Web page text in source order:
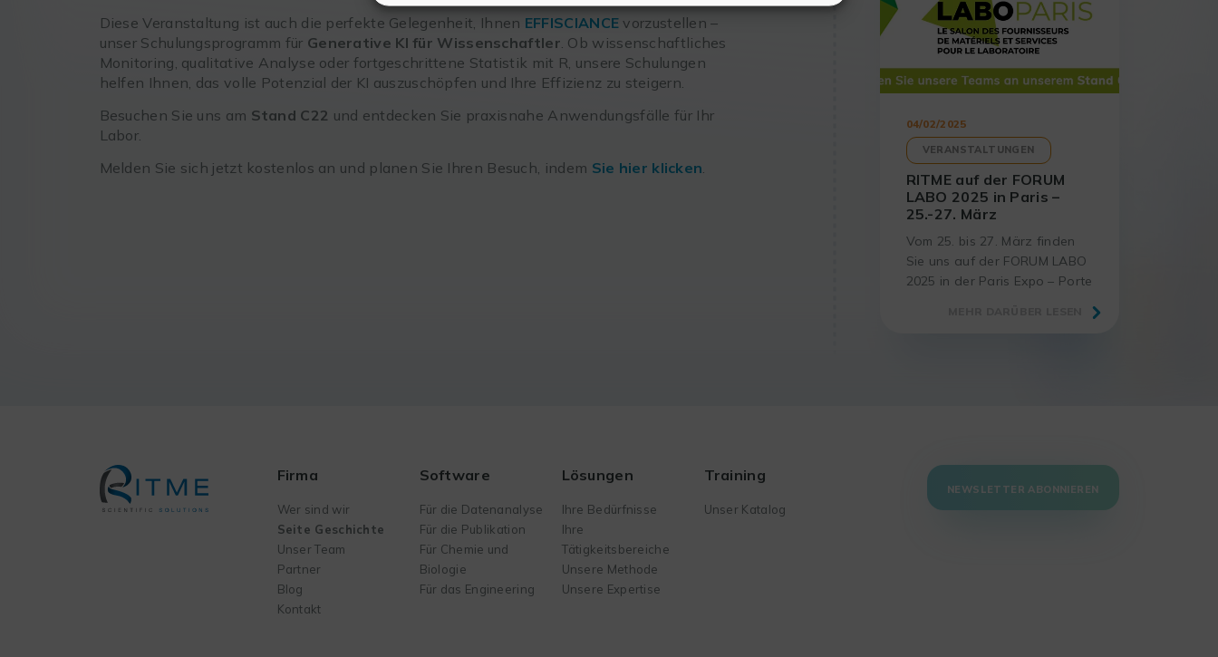
Diese Veranstaltung ist auch die perfekte Gelegenheit, Ihnen EFFISCIANCE vorzustellen –
unser Schulungsprogramm für Generative KI für Wissenschaftler . Ob wissenschaftliches
Monitoring, qualitative Analyse oder fortgeschrittene Statistik mit R, unsere Schulungen
helfen Ihnen, das volle Potenzial der KI auszuschöpfen und Ihre Effizienz zu steigern.
Besuchen Sie uns am Stand C22 und entdecken Sie praxisnahe Anwendungsfälle für Ihr
Labor.
Melden Sie sich jetzt kostenlos an und planen Sie Ihren Besuch, indem Sie hier klicken.
04/02/2025
VERANSTALTUNGEN
RITME auf der FORUM
LABO 2025 in Paris –
25.-27. März
Vom 25. bis 27. März finden
Sie uns auf der FORUM LABO
2025 in der Paris Expo – Porte
Firma
Wer sind wir
Seite Geschichte
Unser Team
Partner
Blog
Kontakt
Software
Für die Datenanalyse
Für die Publikation
Für Chemie und
Biologie
Für das Engineering
Lösungen
Ihre Bedürfnisse
Ihre
Tätigkeitsbereiche
Unsere Methode
Unsere Expertise
Training
Unser Katalog
NEWSLETTER ABONNIEREN